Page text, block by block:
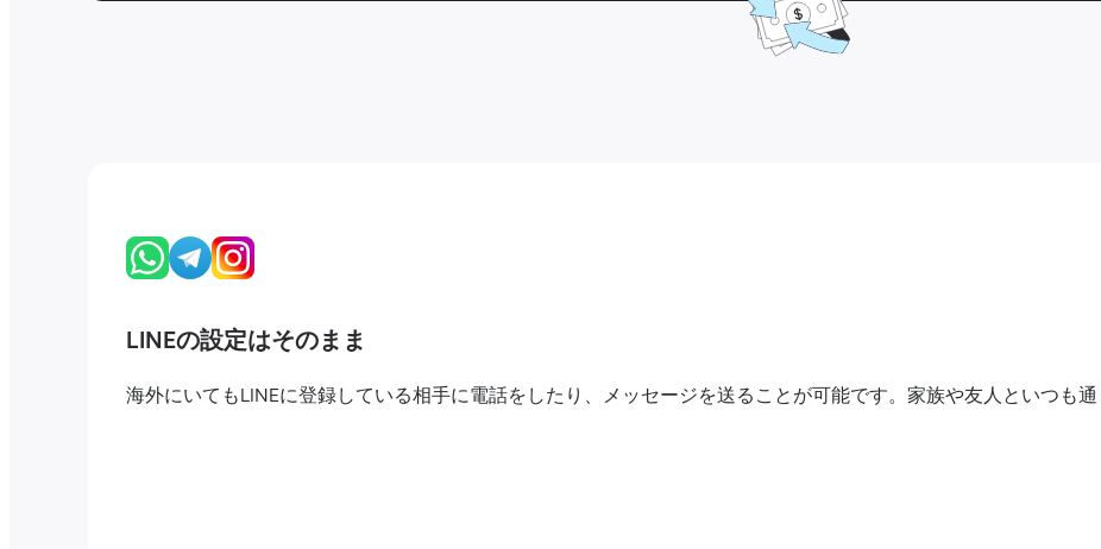
LINEの設定はそのまま
海外にいてもLINEに登録している相手に電話をしたり、メッセージを送ることが可能です。家族や友人といつも